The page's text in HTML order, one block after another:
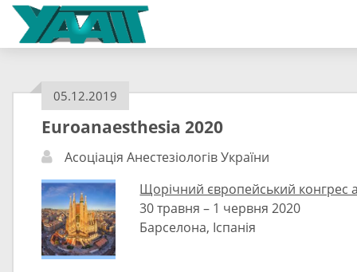
05.12.2019
Euroanaesthesia 2020
Асоціація Анестезіологів України
Щорічний європейський конгрес
30 травня – 1 червня 2020
Барселона, Іспанія